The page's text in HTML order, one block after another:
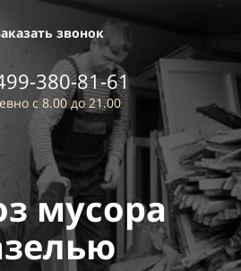
звонок
380-81-61
с 8.00 до 21.00
мусора